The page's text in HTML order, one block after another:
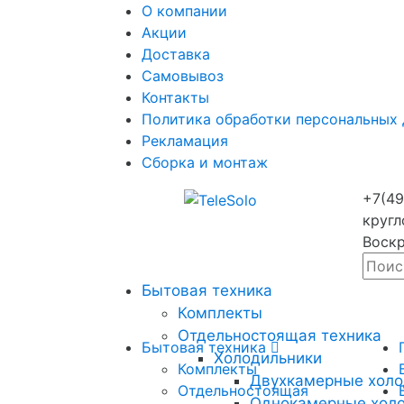
О компании
Акции
Доставка
Самовывоз
Контакты
Политика обработки персональных
Рекламация
Сборка и монтаж
Бытовая техника
Комплекты
Отдельностоящая техника
Холодильники
Двухкамерные
Бытовая техника
Комплекты
Отдельностоящая